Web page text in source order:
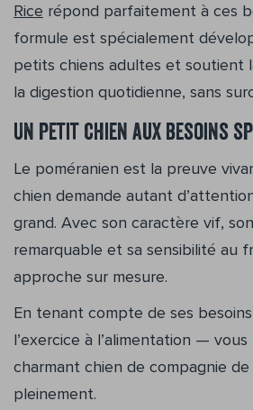
Rice répond parfaitement à ces
formule est spécialement
petits chiens adultes et soutient
la digestion quotidienne, sans
Un petit chien aux besoins
Le poméranien est la preuve
chien demande autant
grand. Avec son caractère vif,
remarquable et sa sensibilité au
approche sur mesure.
En tenant compte de ses
l’exercice à l’alimentation —
charmant chien de compagnie de
pleinement.